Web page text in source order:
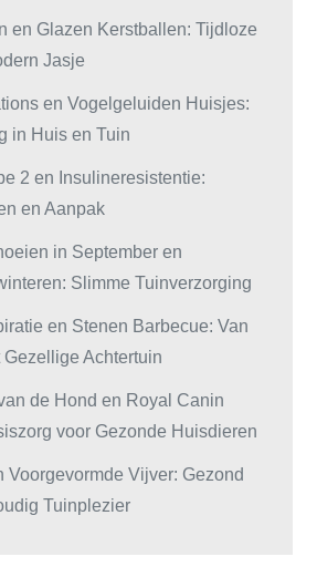
en Glazen Kerstballen: Tijdloze
Jasje
en Vogelgeluiden Huisjes:
in Huis en Tuin
2 en Insulineresistentie:
en Aanpak
in September en
Slimme Tuinverzorging
en Stenen Barbecue: Van
Achtertuin
de Hond en Royal Canin
voor Gezonde Huisdieren
Voorgevormde Vijver: Gezond
Tuinplezier